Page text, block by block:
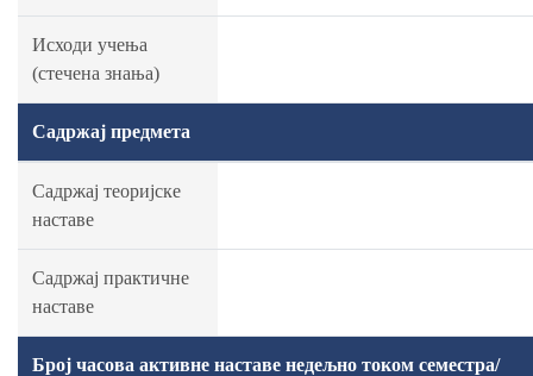
Исходи учења
(стечена знања)
Садржај предмета
Садржај теоријске
наставе
Садржај практичне
наставе
Број часова активне наставе недељно током семестра/